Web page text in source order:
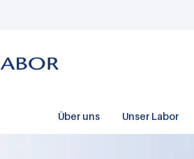
Über uns Unser Labor